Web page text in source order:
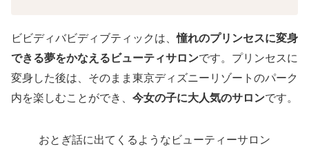
ビビディバビディブティックは、憧れのプリンセスに変身
できる夢をかなえるビューティサロンです。プリンセスに
変身した後は、そのまま東京ディズニーリゾートのパーク
内を楽しむことができ、 今女の子に大人気のサロンです。
おとぎ話に出てくるようなビューティーサロン